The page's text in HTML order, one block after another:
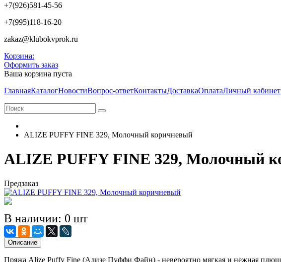
+7(926)581-45-56
+7(995)118-16-20
zakaz@klubokvprok.ru
Корзина:
Оформить заказ
Ваша корзина пуста
ГлавнаяКаталогНовостиВопрос-ответКонтактыДоставкаОплатаЛичный кабинет
ALIZE PUFFY FINE 329, Молочный коричневый
ALIZE PUFFY FINE 329, Молочный
Предзаказ
В наличии: 0 шт
Описание
Пряжа Alize Puffy Fine (Ализе Пуффи Файн) - невероятно мягкая и нежная